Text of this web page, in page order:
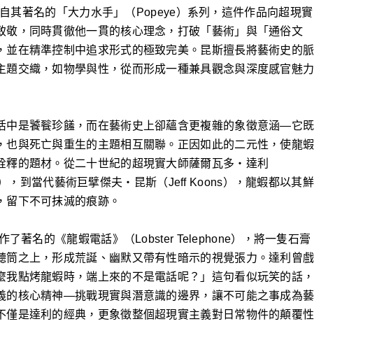
自其著名的「大力水手」（Popeye）系列，這件作品向超現實
敬，同時貫徹他一貫的核心理念，打破「藝術」與「通俗文
並在精準控制中追求形式的極致完美。昆斯擅長將藝術史的脈
題交織，如物學與性，從而形成一種兼具觀念與深度感官魅力
中是饕餮珍饈，而在藝術史上卻蘊含更複雜的象徵意涵—它既
也與死亡與重生的主題相互關聯。正因如此的二元性，使龍蝦
釋的題材。從二十世紀的超現實大師薩爾瓦多・達利
，到當代藝術巨擘傑夫・昆斯（Jeff Koons），龍蝦都以其鮮
留下不可抹滅的痕跡。
了著名的《龍蝦電話》（Lobster Telephone），將一隻石膏
筒之上，形成荒誕、幽默又帶有性暗示的視覺張力。達利曾戲
我點烤龍蝦時，端上來的不是電話呢？」這句看似玩笑的話，
的核心精神—挑戰現實與潛意識的邊界，讓不可能之事成為藝
僅是達利的經典，更象徵整個超現實主義對日常物件的顛覆性